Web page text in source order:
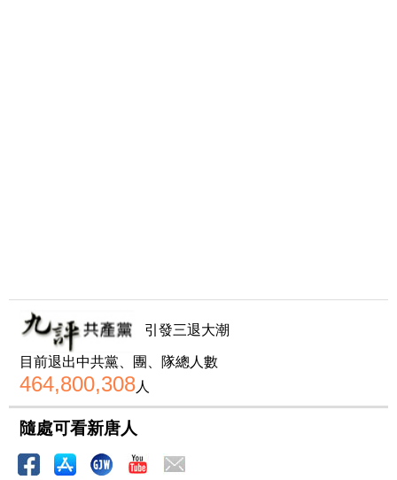
引發三退大潮
目前退出中共黨、團、隊總人數
464,800,308人
隨處可看新唐人